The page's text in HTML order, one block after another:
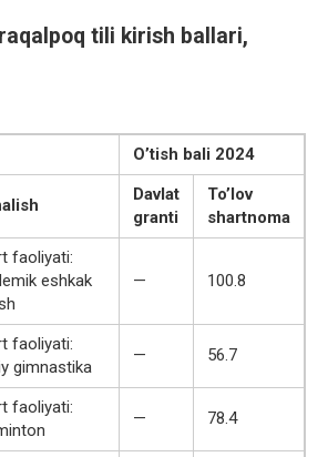
tili kirish ballari,
O’tish bali 2024
Davlat
granti
To’lov
shartnoma
faoliyati:
eshkak
— 100.8
faoliyati:
gimnastika
— 56.7
faoliyati:
— 78.4